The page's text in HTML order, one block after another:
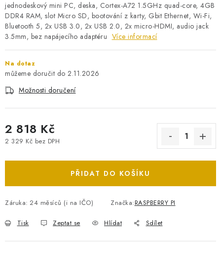
jednodeskový mini PC, deska, Cortex-A72 1.5GHz quad-core, 4GB
DDR4 RAM, slot Micro SD, bootování z karty, Gbit Ethernet, Wi-Fi,
Bluetooth 5, 2x USB 3.0, 2x USB 2.0, 2x micro-HDMI, audio jack
3.5mm, bez napájecího adaptéru Více informací
Na dotaz
2.11.2026
Možnosti doručení
2 818 Kč
2 329 Kč bez DPH
PŘIDAT DO KOŠÍKU
Záruka: 24 měsíců (i na IČO) Značka:RASPBERRY PI
Tisk Zeptat se Hlídat Sdílet